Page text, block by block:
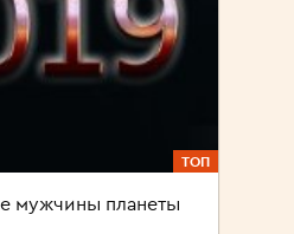
ТОП
мужчины планеты